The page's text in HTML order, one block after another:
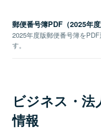
郵便番号簿PDF（2025年度
2025年度版郵便番号簿を
す。
ビジネス・
情報